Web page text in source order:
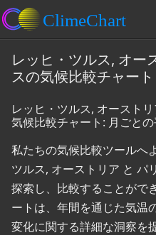
レッヒ・ツルス, オー
スの気候比較チャート
レッヒ・ツルス, オースト
気候比較チャート: 月ごと
私たちの気候比較ツールへ
ツルス, オーストリア と パ
探索し、比較することがで
ートは、年間を通じた気温
変化に関する詳細な洞察を